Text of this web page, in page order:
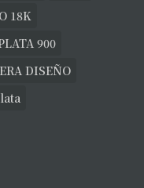
18K
900
DISEÑO